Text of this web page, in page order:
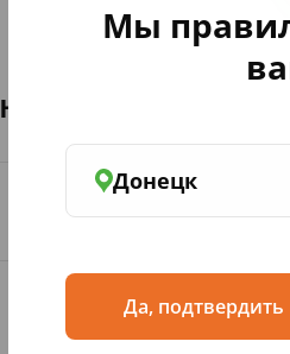
Мы
Донецк
Да, подтвердить
З/п
3 до 5 лет, и
защиты от